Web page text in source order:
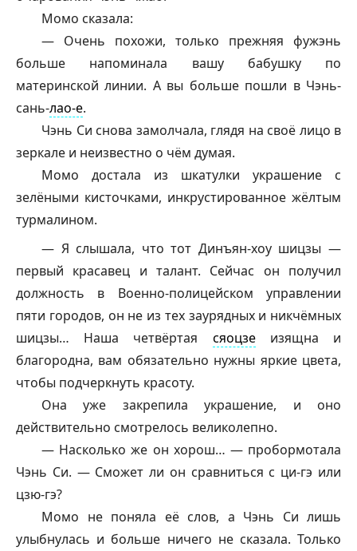
Момо сказала:
— Очень похожи, только прежняя фужэнь
больше напоминала вашу бабушку по
материнской линии. А вы больше пошли в Чэнь-
сань-лао-е.
Чэнь Си снова замолчала, глядя на своё лицо в
зеркале и неизвестно о чём думая.
Момо достала из шкатулки украшение с
зелёными кисточками, инкрустированное жёлтым
турмалином.
— Я слышала, что тот Динъян-хоу шицзы —
первый красавец и талант. Сейчас он получил
должность в Военно-полицейском управлении
пяти городов, он не из тех заурядных и никчёмных
шицзы… Наша четвёртая сяоцзеизящна и
благородна, вам обязательно нужны яркие цвета,
чтобы подчеркнуть красоту.
Она уже закрепила украшение, и оно
действительно смотрелось великолепно.
— Насколько же он хорош… — пробормотала
Чэнь Си. — Сможет ли он сравниться с ци-гэ или
цзю-гэ?
Момо не поняла её слов, а Чэнь Си лишь
улыбнулась и больше ничего не сказала. Только